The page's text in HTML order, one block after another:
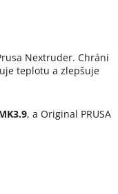
Nextruder. Chráni
teplotu a zlepšuje
, a Original PRUSA